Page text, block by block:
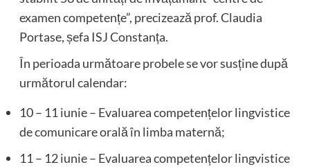
examen competențe”, precizează prof. Claudia
Portase, șefa ISJ Constanța.
În perioada următoare probele se vor susține după
următorul calendar:
10 – 11 iunie – Evaluarea competențelor lingvistice
de comunicare orală în limba maternă;
11 – 12 iunie – Evaluarea competențelor lingvistice